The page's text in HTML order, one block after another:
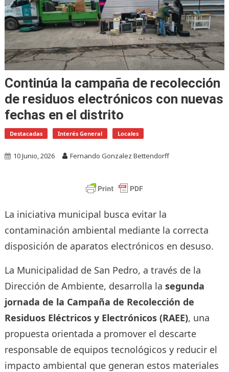
Continúa la campaña de recolección
de residuos electrónicos con nuevas
fechas en el distrito
Destacadas Interés General Locales
10 Junio, 2026 Fernando Gonzalez Bettendorff
La iniciativa municipal busca evitar la
contaminación ambiental mediante la correcta
disposición de aparatos electrónicos en desuso.
La Municipalidad de San Pedro, a través de la
Dirección de Ambiente, desarrolla la segunda
jornada de la Campaña de Recolección de
Residuos Eléctricos y Electrónicos (RAEE), una
propuesta orientada a promover el descarte
responsable de equipos tecnológicos y reducir el
impacto ambiental que generan estos materiales